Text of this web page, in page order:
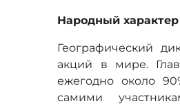
Народный характер
Географический
акций в мире.
ежегодно около
самими